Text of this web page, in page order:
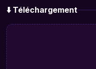
⬇️ Téléchargement